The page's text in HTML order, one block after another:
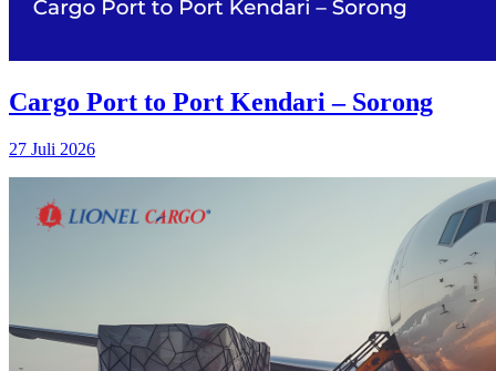
Cargo Port to Port Kendari – Sorong
27 Juli 2026